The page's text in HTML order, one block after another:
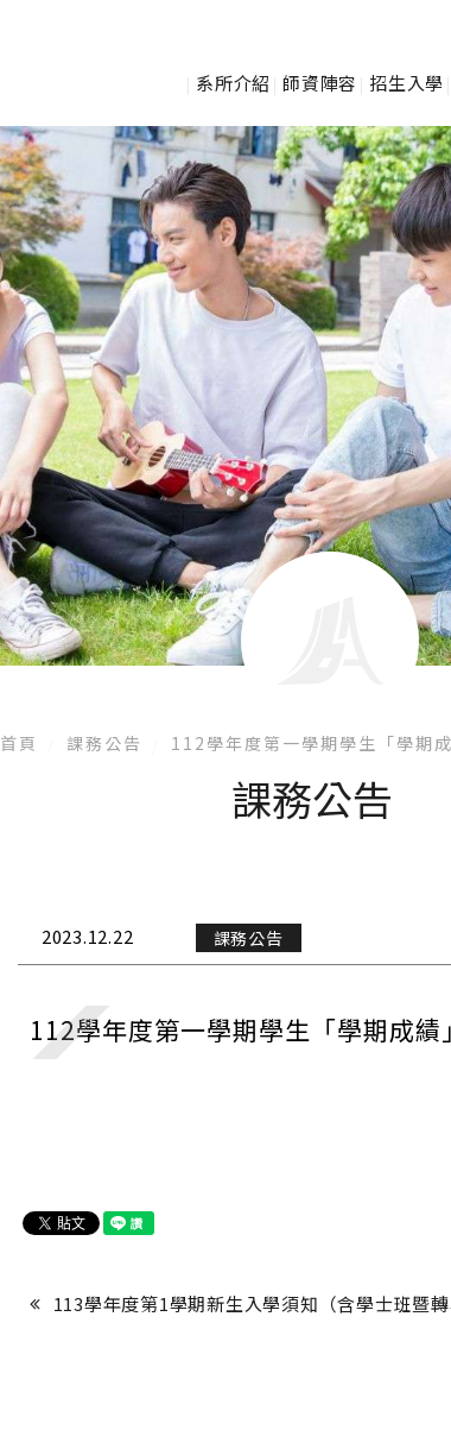
系所介紹 師資陣容 招生入學
首頁 課務公告 112學年度第一學期學生「學期
課務公告
2023.12.22 課務公告
112學年度第一學期學生「學期成績
113學年度第1學期新生入學須知（含學士班暨轉